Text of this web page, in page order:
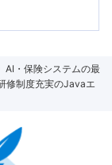
AI・保険システムの最
修制度充実のJavaエ